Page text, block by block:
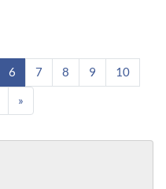
5
6 Pagina 6
7 Pagina 7
8 Pagina 8
9 Pagina 9
10
34
»Pagina successiva